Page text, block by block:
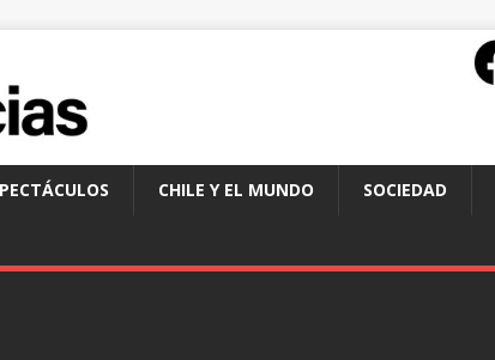
CHILE Y EL MUNDO SOCIEDAD